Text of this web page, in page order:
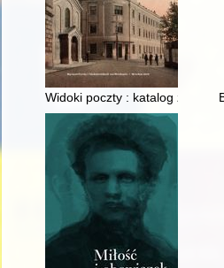
Widoki poczty : katalog